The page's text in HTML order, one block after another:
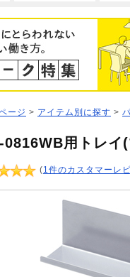
ージ > アイテム別に探す >
0816WB用トレイ
(1件のカスタマーレ